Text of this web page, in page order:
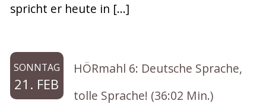
spricht er heute in […]
SONNTAG
21. FEB
HÖRmahl 6: Deutsche Sprache,
tolle Sprache! (36:02 Min.)